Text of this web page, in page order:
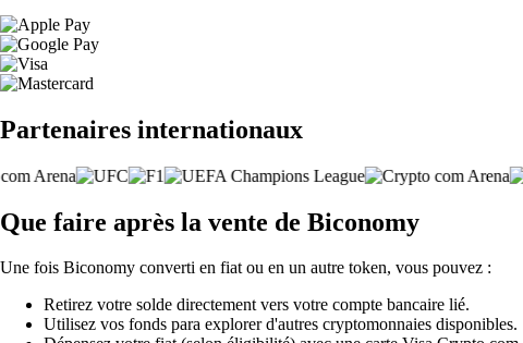
Partenaires internationaux
Que faire après la vente de Biconomy
Une fois Biconomy converti en fiat ou en un autre token, vous pouvez :
Retirez votre solde directement vers votre compte bancaire lié.
Utilisez vos fonds para explorer d'autres cryptomonnaies disponibles.